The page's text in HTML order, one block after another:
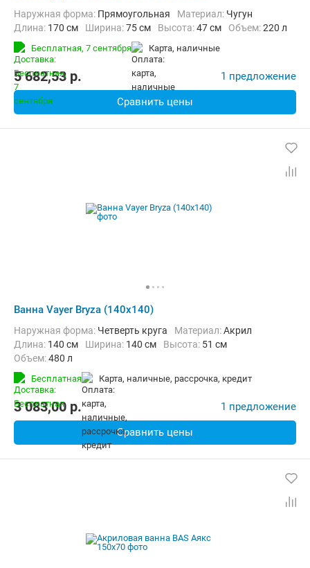
Наружная форма: Прямоугольная Материал: Чугун
Длина: 170 см Ширина:75 см Высота:47 см Объем:220 л
Бесплатная, 7 сентября карта, наличные
5 682,53 p. 1 предложение
Сравнить цены
Ванна Vayer Bryza (140x140)
Наружная форма: Четверть круга Материал:Акрил
Длина: 140 см Ширина: 140 см Высота: 51 см
Объем:480 л
Бесплатная карта, наличные, рассрочка, кредит
3 083,00 p. 1 предложение
Сравнить цены